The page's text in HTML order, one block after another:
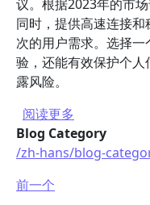
议。根据2023年的市
同时，提供高速连接
次的用户需求。选择
验，还能有效保护个
露风险。
阅读更多
Blog Category
/zh-hans/blog-
前一个